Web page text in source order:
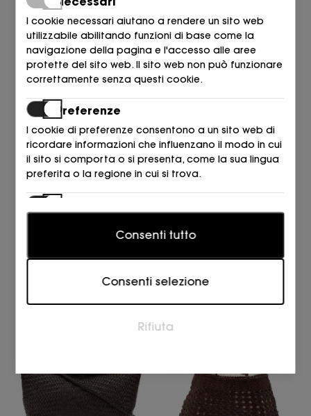
DRAGON DIFFUSION
BOLSO NATURALE
338,00€
DRAGON DIFFUSION
BOLSO NERO
465,00€
BOLSO NERO BOLSO VAS
I cookie necessari aiutano a rendere un sito web
utilizzabile abilitando funzioni di base come la
navigazione della pagina e l'accesso alle aree
protette del sito web. Il sito web non può funzionare
correttamente senza questi cookie.
Preferenze
I cookie di preferenze consentono a un sito web di
ricordare informazioni che influenzano il modo in cui
il sito si comporta o si presenta, come la sua lingua
preferita o la regione in cui si trova.
capire come i visitatori interagiscono con i siti
tracciare i visitatori sui siti web. L'intento è quello di
gli editori e gli inserzionisti terzi.
Consenti tutto
Consenti selezione
Rifiuta